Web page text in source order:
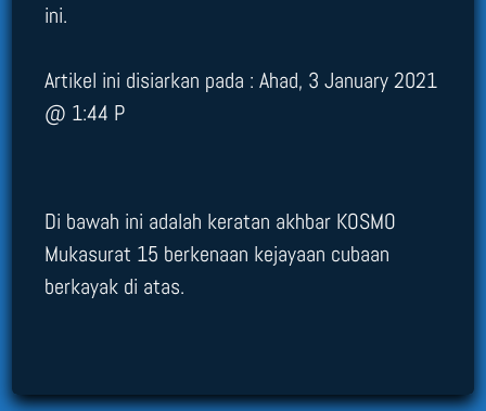
ini.
Artikel ini disiarkan pada : Ahad, 3 January 2021
@ 1:44 P
Di bawah ini adalah keratan akhbar KOSMO
Mukasurat 15 berkenaan kejayaan cubaan
berkayak di atas.